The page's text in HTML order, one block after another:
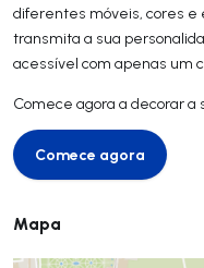
diferentes móveis, cores e
transmita a sua
acessível com apenas um
Comece agora a decorar a
Comece agora
Comece agora
Mapa